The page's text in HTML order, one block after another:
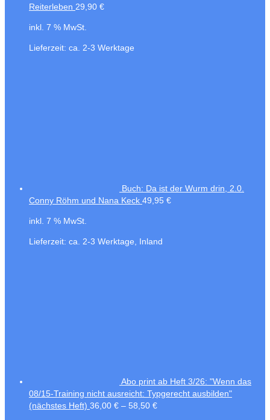
Reiterleben 29,90 €
inkl. 7 % MwSt.
Lieferzeit: ca. 2-3 Werktage
Buch: Da ist der Wurm drin, 2.0.
Conny Röhm und Nana Keck 49,95 €
inkl. 7 % MwSt.
Lieferzeit: ca. 2-3 Werktage, Inland
Abo print ab Heft 3/26: "Wenn das
08/15-Training nicht ausreicht: Typgerecht ausbilden"
(nächstes Heft) 36,00 € – 58,50 €